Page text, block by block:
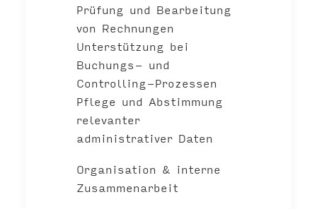
Prüfung und Bearbeitung
von Rechnungen
Unterstützung bei
Buchungs- und
Controlling-Prozessen
Pflege und Abstimmung
relevanter
administrativer Daten
Organisation & interne
Zusammenarbeit